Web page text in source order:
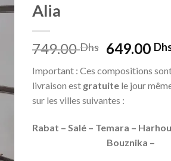
Alia
749.00Dhs Le
initial
était :
749.00
649.00
Important : Ces compositions
livraison est gratuite le jour
sur les villes suivantes :
Rabat – Salé – Temara –
Bouznika –